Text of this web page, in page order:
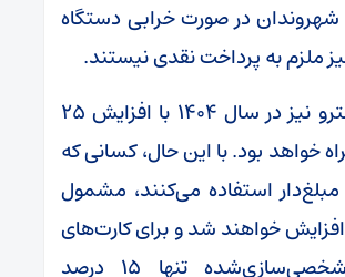
در صورت خرابی دستگاه
ملزم به پرداخت نقدی نیستند.
نرخ بلیت مترو نیز در سال ۱۴۰۴ با افزایش ۲۵
خواهد بود. با این حال، کسانی که
مبلغ‌دار استفاده می‌کنند، مشمول
خواهند شد و برای کارت‌های
هوشمند شخصی‌سازی‌شده تنها ۱۵ درصد